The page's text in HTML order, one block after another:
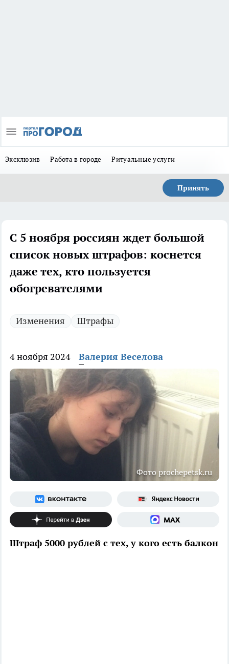
Эксклюзив Работа в городе Ритуальные услуги
Принять
С 5 ноября россиян ждет большой
список новых штрафов: коснется
даже тех, кто пользуется
обогревателями
Изменения Штрафы
4 ноября 2024 Валерия Веселова
Фото prochepetsk.ru
Штраф 5000 рублей с тех, у кого есть балкон